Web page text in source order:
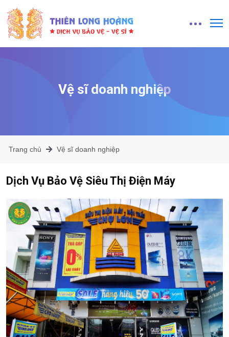
Vệ sĩ doanh nghiệp
Trang chủ Vệ sĩ doanh nghiệp
Dịch Vụ Bảo Vệ Siêu Thị Điện Máy